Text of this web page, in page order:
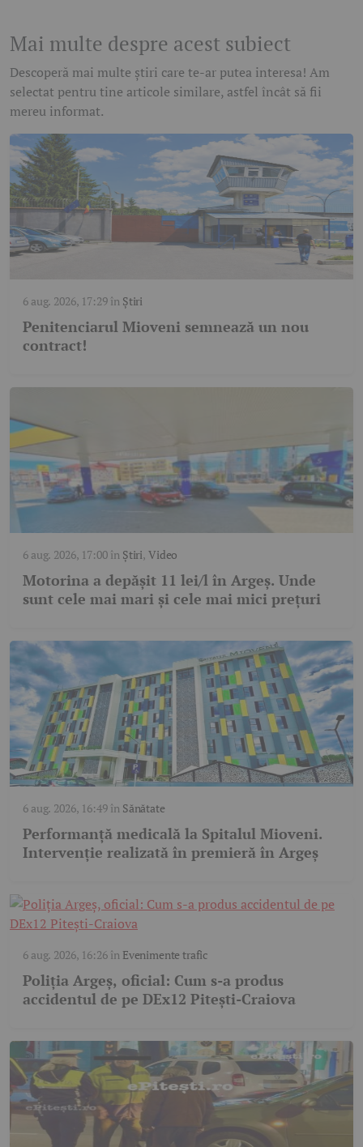
Mai multe despre acest subiect
Descoperă mai multe știri care te-ar putea interesa! Am
selectat pentru tine articole similare, astfel încât să fii
mereu informat.
6 aug. 2026, 17:29în Știri
Penitenciarul Mioveni semnează un nou
contract!
6 aug. 2026, 17:00în Știri,Video
Motorina a depășit 11 lei/l în Argeș. Unde
sunt cele mai mari și cele mai mici prețuri
6 aug. 2026, 16:49în Sănătate
Performanță medicală la Spitalul Mioveni.
Intervenție realizată în premieră în Argeș
6 aug. 2026, 16:26în Evenimente trafic
Poliția Argeș, oficial: Cum s-a produs
accidentul de pe DEx12 Pitești-Craiova